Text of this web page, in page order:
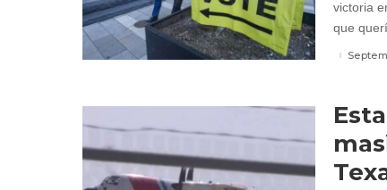
victoria
que